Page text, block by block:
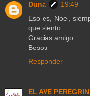
Duna
19:49
Eso es, Noel,
que siento.
Gracias amigo.
Besos
Responder
EL AVE